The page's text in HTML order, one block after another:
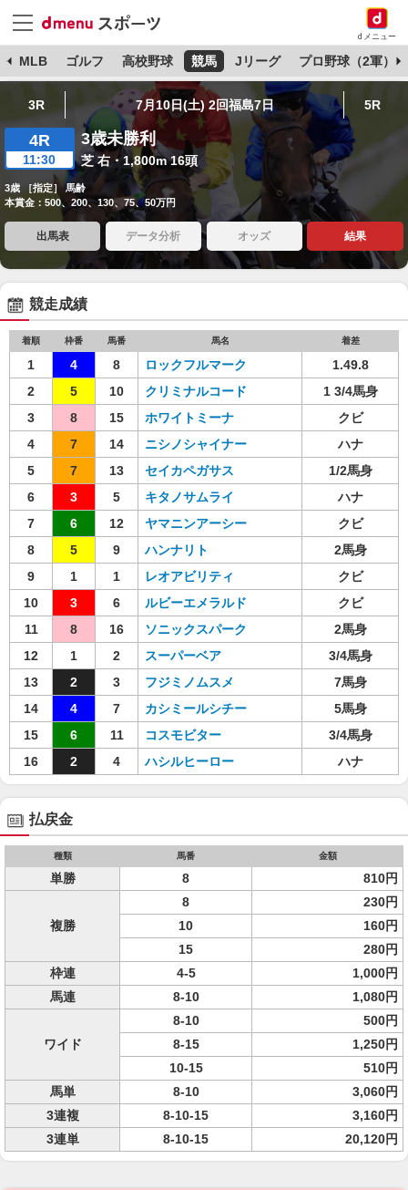
dメニュー
MLB ゴルフ 高校野球 競馬 Jリーグ プロ野球（2軍）
3R 7月10日(土) 2回福島7日 5R
4R
11:30
3歳未勝利
芝 右・1,800m 16頭
3歳 ［指定］ 馬齢
本賞金：500、200、130、75、50万円
出馬表 データ分析 オッズ 結果
競走成績
着順 枠番 馬番 馬名 着差
1 4 8 ロックフルマーク
1.49.8
2
5 10 クリミナルコード
1 3/4馬身
3
8 15 ホワイトミーナ
クビ
4
7 14 ニシノシャイナー
ハナ
5
7 13 セイカペガサス
1/2馬身
6
3 5 キタノサムライ
ハナ
7
6 12 ヤマニンアーシー
クビ
8
5 9 ハンナリト
2馬身
9
1 1 レオアビリティ
クビ
10
3 6 ルビーエメラルド
クビ
11
8 16 ソニックスパーク
2馬身
12
1 2 スーパーベア
3/4馬身
13
2 3 フジミノムスメ
7馬身
14
4 7 カシミールシチー
5馬身
15
6 11 コスモビター
3/4馬身
16
2 4 ハシルヒーロー ハナ
払戻金
種類 馬番 金額
単勝 8 810円
複勝
8
230円
10
160円
15
280円
枠連
4-5
1,000円
馬連
8-10 1,080円
ワイド
8-10
500円
8-15
1,250円
10-15
510円
馬単
8-10
3,060円
3連複
8-10-15
3,160円
3連単
8-10-15 20,120円